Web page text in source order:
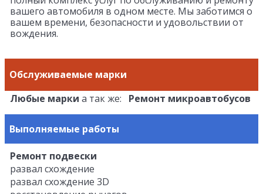
вашего автомобиля в одном месте. Мы заботимся о
вашем времени, безопасности и удовольствии от
вождения.
Обслуживаемые марки
Любые марки а так же: Ремонт микроавтобусов
Выполняемые работы
Ремонт подвески
развал схождение
развал схождение 3D